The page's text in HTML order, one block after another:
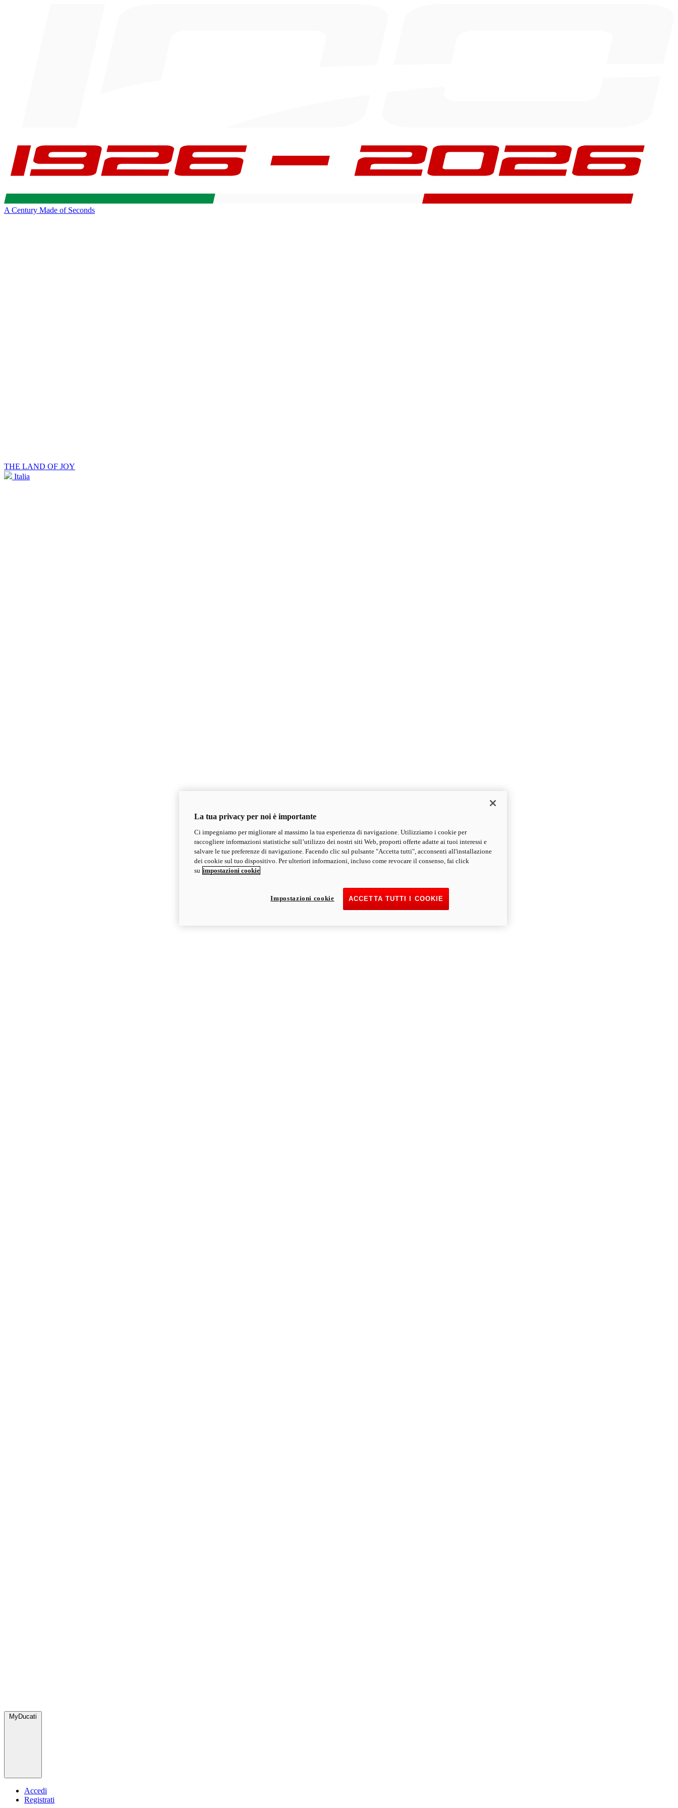
A Century Made of Seconds
THE LAND OF JOY
Italia
MyDucati
Accedi
Registrati
La tua privacy per noi è importante
Ci impegniamo per migliorare al massimo la tua esperienza di navigazione. Utilizziamo i cookie per
raccogliere informazioni statistiche sull’utilizzo dei nostri siti Web, proporti offerte adatte ai tuoi interessi e
salvare le tue preferenze di navigazione. Facendo clic sul pulsante "Accetta tutti", acconsenti all'installazione
dei cookie sul tuo dispositivo. Per ulteriori informazioni, incluso come revocare il consenso, fai click
su impostazioni cookie
ACCETTA TUTTI I COOKIE
Impostazioni cookie